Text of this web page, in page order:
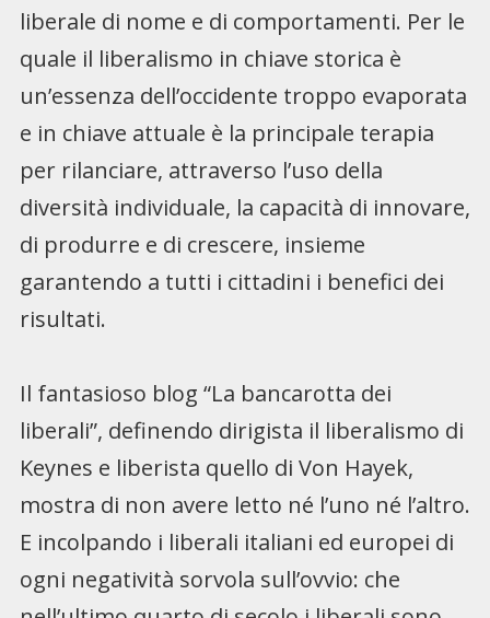
liberale di nome e di comportamenti. Per le
quale il liberalismo in chiave storica è
un’essenza dell’occidente troppo evaporata
e in chiave attuale è la principale terapia
per rilanciare, attraverso l’uso della
diversità individuale, la capacità di innovare,
di produrre e di crescere, insieme
garantendo a tutti i cittadini i benefici dei
risultati.
Il fantasioso blog “La bancarotta dei
liberali”, definendo dirigista il liberalismo di
Keynes e liberista quello di Von Hayek,
mostra di non avere letto né l’uno né l’altro.
E incolpando i liberali italiani ed europei di
ogni negatività sorvola sull’ovvio: che